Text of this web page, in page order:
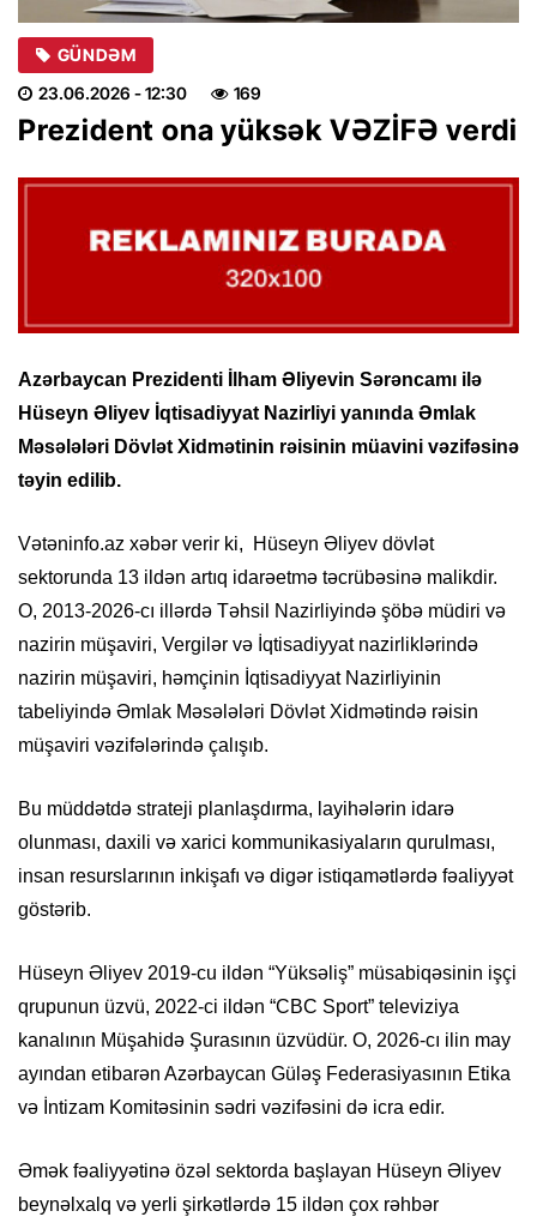
GÜNDƏM
23.06.2026 - 12:30 169
Prezident ona yüksək VƏZİFƏ verdi
Azərbaycan Prezidenti İlham Əliyevin Sərəncamı ilə
Hüseyn Əliyev İqtisadiyyat Nazirliyi yanında Əmlak
Məsələləri Dövlət Xidmətinin rəisinin müavini vəzifəsinə
təyin edilib.
Vətəninfo.az xəbər verir ki, Hüseyn Əliyev dövlət
sektorunda 13 ildən artıq idarəetmə təcrübəsinə malikdir.
O, 2013-2026-cı illərdə Təhsil Nazirliyində şöbə müdiri və
nazirin müşaviri, Vergilər və İqtisadiyyat nazirliklərində
nazirin müşaviri, həmçinin İqtisadiyyat Nazirliyinin
tabeliyində Əmlak Məsələləri Dövlət Xidmətində rəisin
müşaviri vəzifələrində çalışıb.
Bu müddətdə strateji planlaşdırma, layihələrin idarə
olunması, daxili və xarici kommunikasiyaların qurulması,
insan resurslarının inkişafı və digər istiqamətlərdə fəaliyyət
göstərib.
Hüseyn Əliyev 2019-cu ildən “Yüksəliş” müsabiqəsinin işçi
qrupunun üzvü, 2022-ci ildən “CBC Sport” televiziya
kanalının Müşahidə Şurasının üzvüdür. O, 2026-cı ilin may
ayından etibarən Azərbaycan Güləş Federasiyasının Etika
və İntizam Komitəsinin sədri vəzifəsini də icra edir.
Əmək fəaliyyətinə özəl sektorda başlayan Hüseyn Əliyev
beynəlxalq və yerli şirkətlərdə 15 ildən çox rəhbər